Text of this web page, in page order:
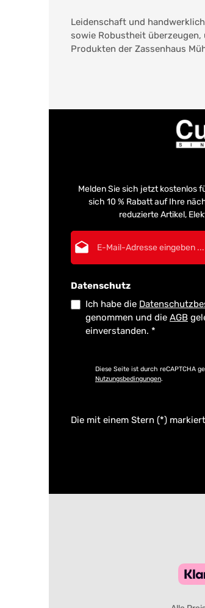
Leidenschaft und
sowie Robustheit
Produkten der Zassenhaus
Melden Sie sich jetzt kostenlos
sich 10 % Rabatt auf Ihre
reduzierte Artikel,
Datenschutz
Ich habe die
genommen und die AGB
einverstanden. *
Diese Seite ist durch reCAPTCHA
Nutzungsbedingungen.
Die mit einem Stern (*)